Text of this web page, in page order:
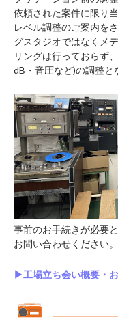
依頼された案件に限り
レベル調整のご案内を
グスタジオではなくメ
リングは行っておらず
dB・音圧など)の調整と
事前のお手続きが必要
お問い合わせください。
▶︎工場立ち会い概要・